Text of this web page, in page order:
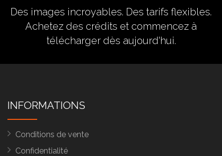
Des images incroyables. Des tarifs flexibles.
Achetez des crédits et commencez à
télécharger dès aujourd'hui.
INFORMATIONS
Conditions de vente
Confidentialité